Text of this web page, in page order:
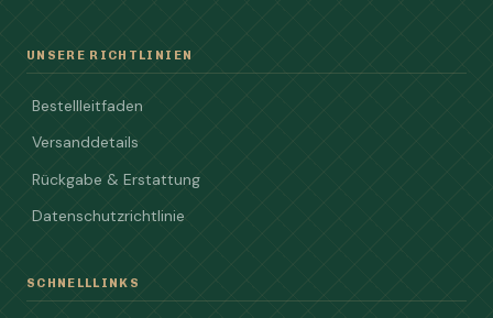
UNSERE RICHTLINIEN
Bestellleitfaden
Versanddetails
Rückgabe & Erstattung
Datenschutzrichtlinie
SCHNELLLINKS